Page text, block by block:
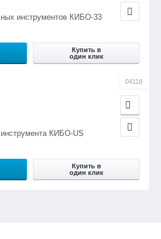
инструментов КИБО-33
Купить в
один клик
04118
КИБО-US
Купить в
один клик